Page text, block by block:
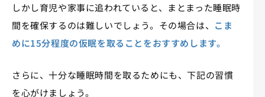
しかし育児や家事に追われていると、まとまった睡眠時
間を確保するのは難しいでしょう。その場合は、 こま
めに15分程度の仮眠を取ることをおすすめします。
さらに、十分な睡眠時間を取るためにも、下記の習慣
を心がけましょう。